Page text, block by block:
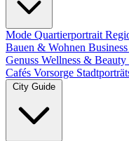
Mode Quartierportrait
Bauen & Wohnen Business
Genuss Wellness & Beauty
Cafés Vorsorge
City Guide